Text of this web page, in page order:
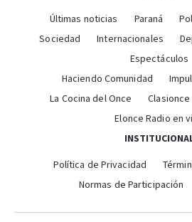
Últimas noticias Paraná
Sociedad
Internacionales
Espectáculos
Haciendo Comunidad
La Cocina del Once
Clasionce
Elonce Radio en
Política de Privacidad
Normas de Participación